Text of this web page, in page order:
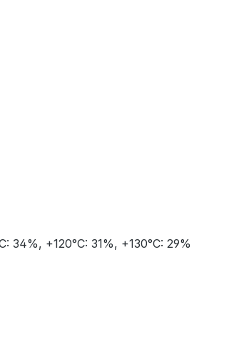
34%, +120°C: 31%, +130°C: 29%